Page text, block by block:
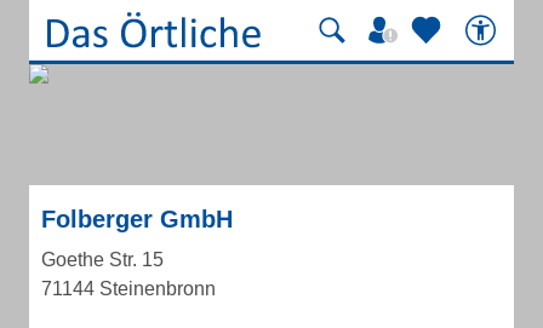
Folberger GmbH
Goethe Str. 15
71144 Steinenbronn